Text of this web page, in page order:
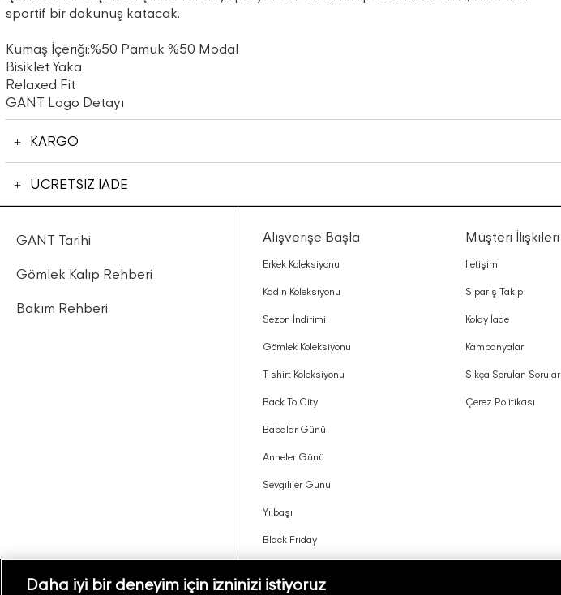
sportif bir dokunuş katacak.
Kumaş İçeriği:%50 Pamuk %50 Modal
Bisiklet Yaka
Relaxed Fit
GANT Logo Detayı
KARGO
ÜCRETSİZ İADE
GANT Tarihi
Gömlek Kalıp Rehberi
Bakım Rehberi
Alışverişe Başla
Erkek Koleksiyonu
Kadın Koleksiyonu
Sezon İndirimi
Gömlek Koleksiyonu
T-shirt Koleksiyonu
Back To City
Babalar Günü
Anneler Günü
Sevgililer Günü
Yılbaşı
Black Friday
Müşteri İlişkileri
İletişim
Sipariş Takip
Kolay İade
Kampanyalar
Sıkça Sorulan Sorular
Çerez Politikası
Daha iyi bir deneyim için izninizi istiyoruz